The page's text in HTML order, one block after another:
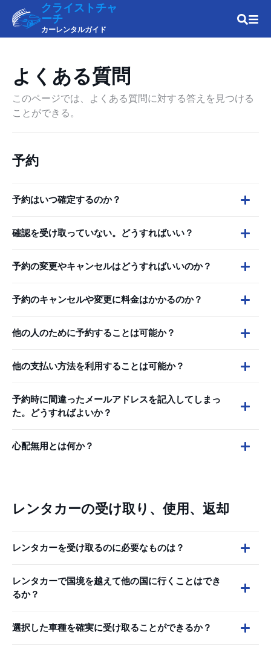
クライストチャ
ーチ
カーレンタルガイド
よくある質問
このページでは、よくある質問に対する答えを見つける
ことができる。
予約
予約はいつ確定するのか？
確認を受け取っていない。どうすればいい？
予約の変更やキャンセルはどうすればいいのか？
予約のキャンセルや変更に料金はかかるのか？
他の人のために予約することは可能か？
他の支払い方法を利用することは可能か？
予約時に間違ったメールアドレスを記入してしまっ
た。どうすればよいか？
心配無用とは何か？
レンタカーの受け取り、使用、返却
レンタカーを受け取るのに必要なものは？
レンタカーで国境を越えて他の国に行くことはでき
るか？
選択した車種を確実に受け取ることができるか？